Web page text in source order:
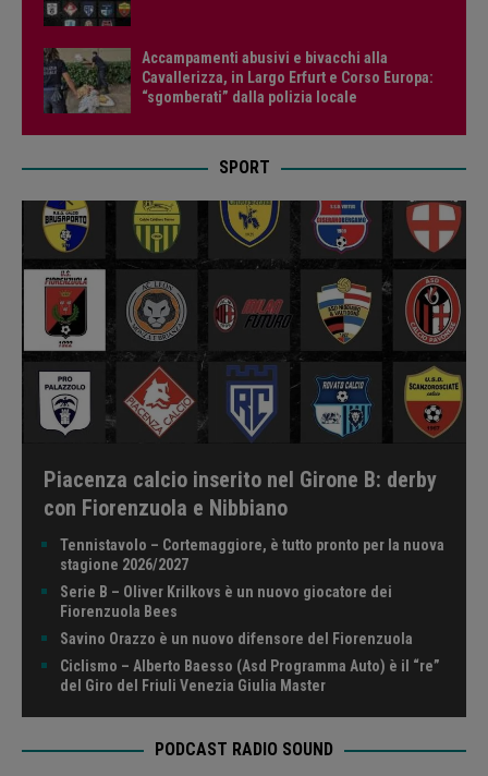
Accampamenti abusivi e bivacchi alla
Cavallerizza, in Largo Erfurt e Corso Europa:
“sgomberati” dalla polizia locale
SPORT
Piacenza calcio inserito nel Girone B: derby
con Fiorenzuola e Nibbiano
Tennistavolo – Cortemaggiore, è tutto pronto per la nuova
stagione 2026/2027
Serie B – Oliver Krilkovs è un nuovo giocatore dei
Fiorenzuola Bees
Savino Orazzo è un nuovo difensore del Fiorenzuola
Ciclismo – Alberto Baesso (Asd Programma Auto) è il “re”
del Giro del Friuli Venezia Giulia Master
PODCAST RADIO SOUND